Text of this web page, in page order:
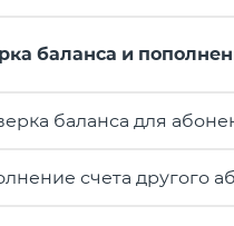
баланса и
баланса для
счета другого